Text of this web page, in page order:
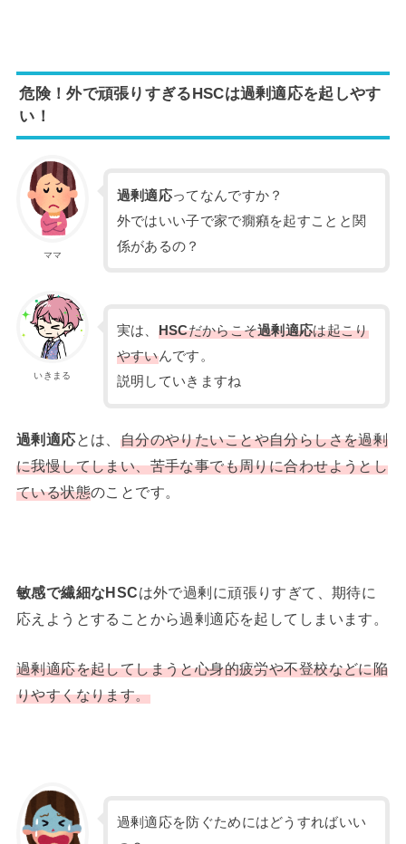
危険！外で頑張りすぎるHSCは過剰適応を起しやす
い！
ママ
過剰適応ってなんですか？
外ではいい子で家で癇癪を起すことと関
係があるの？
いきまる
実は、 HSCだからこそ過剰適応は起こり
やすいんです。
説明していきますね
過剰適応とは、 自分のやりたいことや自分らしさを過剰
に我慢してしまい、苦手な事でも周りに合わせようとし
ている状態のことです。
敏感で繊細なHSCは外で過剰に頑張りすぎて、期待に
応えようとすることから過剰適応を起してしまいます。
過剰適応を起してしまうと心身的疲労や不登校などに陥
りやすくなります。
過剰適応を防ぐためにはどうすればいい